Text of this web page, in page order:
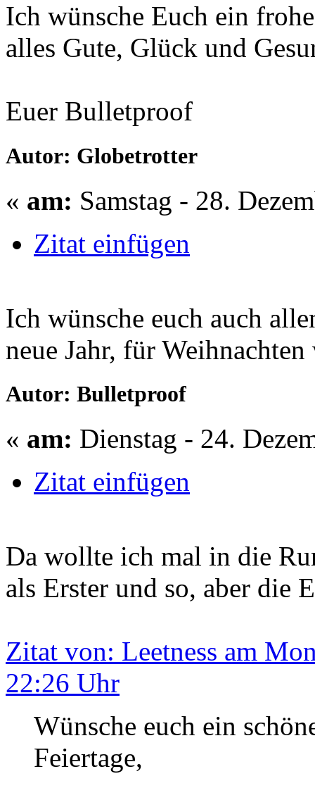
Ich wünsche Euch ein
alles Gute, Glück und
Euer Bulletproof
Autor: Globetrotter
« am: Samstag - 28.
Zitat einfügen
Ich wünsche euch auch
neue Jahr, für
Autor: Bulletproof
« am: Dienstag - 24.
Zitat einfügen
Da wollte ich mal in die
als Erster und so, aber die
Zitat von: Leetness am
22:26 Uhr
Wünsche euch ein
Feiertage,